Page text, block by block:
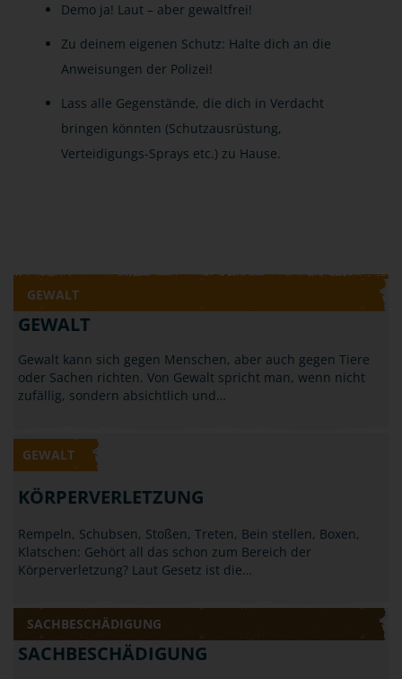
Demo ja! Laut – aber gewaltfrei!
Zu deinem eigenen Schutz: Halte dich an die
Anweisungen der Polizei!
Lass alle Gegenstände, die dich in Verdacht
bringen könnten (Schutzausrüstung,
Verteidigungs-Sprays etc.) zu Hause.
GEWALT
GEWALT
Gewalt kann sich gegen Menschen, aber auch gegen Tiere
oder Sachen richten. Von Gewalt spricht man, wenn nicht
zufällig, sondern absichtlich und…
GEWALT
KÖRPERVERLETZUNG
Rempeln, Schubsen, Stoßen, Treten, Bein stellen, Boxen,
Klatschen: Gehört all das schon zum Bereich der
Körperverletzung? Laut Gesetz ist die…
SACHBESCHÄDIGUNG
SACHBESCHÄDIGUNG